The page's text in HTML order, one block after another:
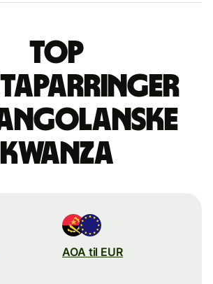
Top
kwanza
AOA til EUR